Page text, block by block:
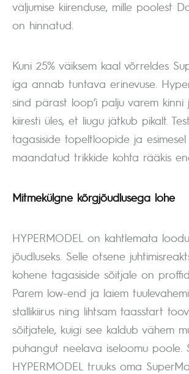
väljumise kiirenduse, mille poolest
on hinnatud.
Kuni 25% väiksem kaal võrreldes
iga annab tuntava erinevuse.
sind pärast loop’i palju varem kinni
kiiresti üles, et liugu jätkub pikalt.
tagasiside topeltloopide ja esimesel
maandatud trikkide kohta rääkis
Mitmekülgne kõrgjõudlusega lohe
HYPERMODEL on kahtlemata
jõudluseks. Selle otsene
kohene tagasiside sõitjale on
Parem low-end ja laiem
stallikiirus ning lihtsam taasstart
sõitjatele, kuigi see kaldub vähem
puhangut neelava iseloomu poole.
HYPERMODEL truuks oma